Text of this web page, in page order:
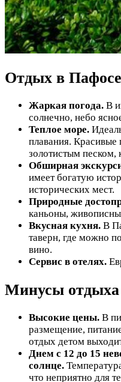
Отдых в
Жаркая погода. В
солнечно, небо
Теплое море.
плавания.
золотистым песком,
Обширная
имеет богатую
исторических мест.
Природные
каньоны,
Вкусная кухня. В
таверн, где можно
вино.
Сервис в отелях.
Минусы
Высокие цены. В
размещение,
отдых детом
Днем с 12 до 15
солнце.
что неприятно для